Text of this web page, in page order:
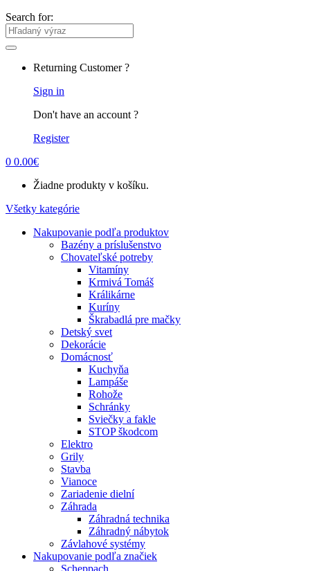
Search for:
Returning Customer ?
Sign in
Don't have an account ?
Register
0 0.00€
Žiadne produkty v košíku.
Všetky kategórie
Nakupovanie podľa produktov
Bazény a príslušenstvo
Chovateľské potreby
Vitamíny
Krmivá Tomáš
Králikárne
Kuríny
Škrabadlá pre mačky
Detský svet
Dekorácie
Domácnosť
Kuchyňa
Lampáše
Rohože
Schránky
Sviečky a fakle
STOP škodcom
Elektro
Grily
Stavba
Vianoce
Zariadenie dielní
Záhrada
Záhradná technika
Záhradný nábytok
Závlahové systémy
Nakupovanie podľa značiek
Scheppach